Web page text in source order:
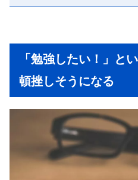
「勉強したい！」と
頓挫しそうになる